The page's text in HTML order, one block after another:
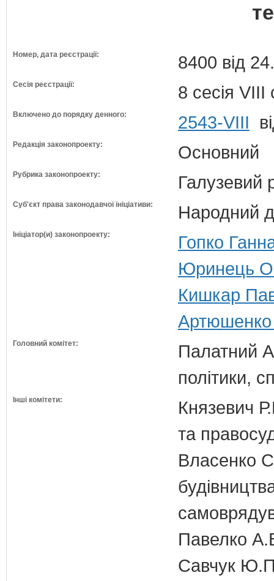
Номер, дата реєстрації: 8400 від
Сесія реєстрації: 8 сесія VIII
Включено до порядку денного: 2543-VIII
Редакція законопроекту: Основний
Рубрика законопроекту: Галузевий
Суб'єкт права законодавчої ініціативи: Народний
Ініціатор(и) законопроекту:
Гопко
Юринець
Кишкар
Артюшенко
Головний комітет:
Палатний
політики,
Інші комітети:
Князевич
та
Власенко
Павелко
Савчук Ю.П.